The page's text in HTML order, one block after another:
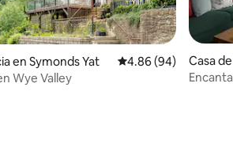
de 5; 236 evaluaciones
en Symonds Yat Calificación
4.86 (94)
Wye Valley
Casa
Yat